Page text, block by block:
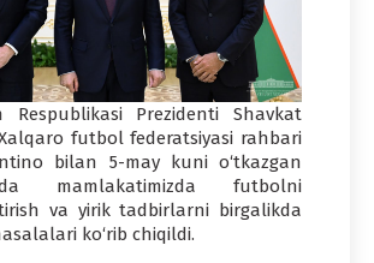
Respublikasi Prezidenti Shavkat
futbol federatsiyasi rahbari
bilan 5-may kuni o‘tkazgan
mamlakatimizda futbolni
va yirik tadbirlarni birgalikda
ko‘rib chiqildi.